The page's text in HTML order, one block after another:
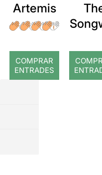
Artemis
COMPRAR
ENTRADES